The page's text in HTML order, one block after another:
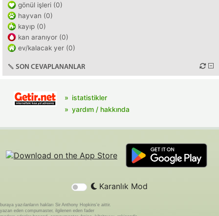
gönül işleri (0)
hayvan (0)
kayıp (0)
kan aranıyor (0)
ev/kalacak yer (0)
SON CEVAPLANANLAR
istatistikler
yardım / hakkında
Karanlık Mod
buraya yazılanların hakları Sir Anthony Hopkins'e aittir.
yazan eden compumaster, ilgilenen eden fader